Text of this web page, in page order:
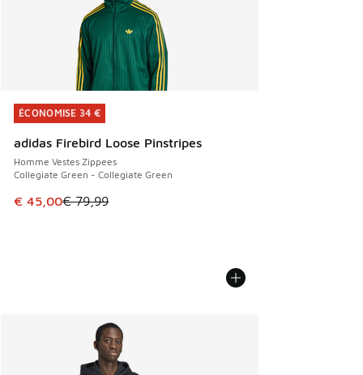
ÉCONOMISE 34 €
adidas Firebird Loose Pinstripes
Homme Vestes Zippees
Collegiate Green - Collegiate Green
Cet article est en promotion. Prix en baisse de € 79,99 à
€ 45,00€ 79,99
ÉCONOMISE 34 €